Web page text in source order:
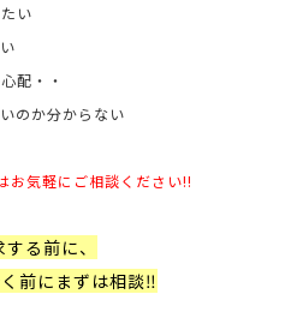
い
配・・
のか分からない
お気軽にご相談ください!!
る前に、
前にまずは相談‼